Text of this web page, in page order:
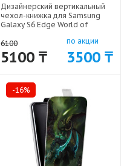
Дизайнерский вертикальный
чехол-книжка для Samsung
Galaxy S6 Edge World of
6100
5100 ₸
по акции
3500 ₸
-16%